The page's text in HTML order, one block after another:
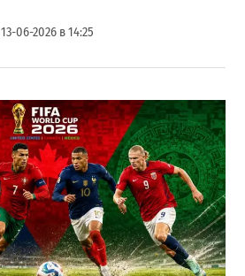
13-06-2026 в 14:25